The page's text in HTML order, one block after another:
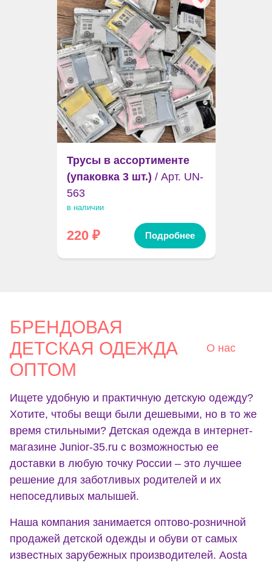
Трусы в ассортименте
(упаковка 3 шт.) / Арт. UN-
563
в наличии
220₽ Подробнее
БРЕНДОВАЯ
ДЕТСКАЯ ОДЕЖДА
ОПТОМ
О нас
Ищете удобную и практичную детскую одежду?
Хотите, чтобы вещи были дешевыми, но в то же
время стильными? Детская одежда в интернет-
магазине Junior-35.ru с возможностью ее
доставки в любую точку России – это лучшее
решение для заботливых родителей и их
непоседливых малышей.
Наша компания занимается оптово-розничной
продажей детской одежды и обуви от самых
известных зарубежных производителей. Aosta